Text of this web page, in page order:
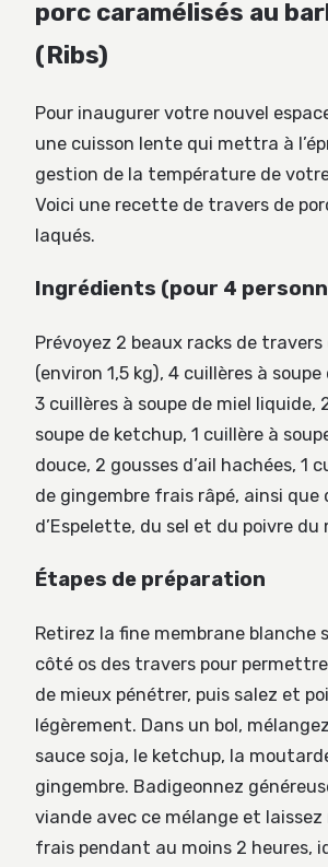
porc caramélisés au
(Ribs)
Pour inaugurer votre nouvel
une cuisson lente qui mettra à
gestion de la température de
Voici une recette de travers de
laqués.
Ingrédients (pour 4
Prévoyez 2 beaux racks de travers
(environ 1,5 kg), 4 cuillères à
3 cuillères à soupe de miel liquide,
soupe de ketchup, 1 cuillère à
douce, 2 gousses d’ail hachées, 1
de gingembre frais râpé, ainsi que
d’Espelette, du sel et du poivre du
Étapes de préparation
Retirez la fine membrane blanche
côté os des travers pour
de mieux pénétrer, puis salez et
légèrement. Dans un bol,
sauce soja, le ketchup, la
gingembre. Badigeonnez
viande avec ce mélange et laissez
frais pendant au moins 2 heures,